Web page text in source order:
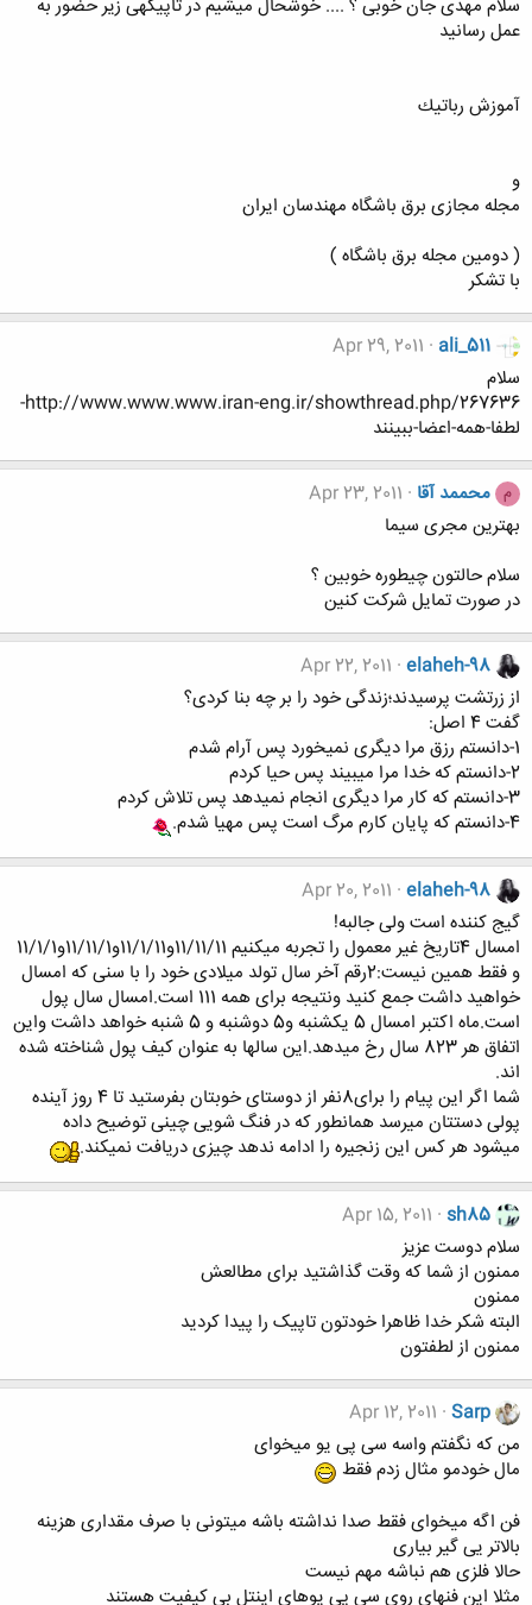
سلام مهدی جان خوبی ؟ .... خوشحال میشیم در تاپیکهی زیر حضور به
عمل رسانید
آموزش رباتيك
و
مجله مجازی برق باشگاه مهندسان ایران
( دومین مجله برق باشگاه )
با تشکر
ali_511
Apr 29, 2011
سلام
http://www.www.www.iran-eng.ir/showthread.php/267636-
لطفا-همه-اعضا-ببینند
م محممد آقا Apr 23, 2011
بهترین مجری سیما
سلام حالتون چیطوره خوبین ؟
در صورت تمایل شرکت کنین
elaheh-98
Apr 22, 2011
از زرتشت پرسیدند؛زندگی خود را بر چه بنا کردی؟
گفت 4 اصل:
1-دانستم رزق مرا دیگری نمیخورد پس آرام شدم
2-دانستم که خدا مرا میبیند پس حیا کردم
3-دانستم که کار مرا دیگری انجام نمیدهد پس تلاش کردم
4-دانستم که پایان کارم مرگ است پس مهیا شدم.
elaheh-98
Apr 20, 2011
گیج کننده است ولی جالبه!
امسال 4تاریخ غیر معمول را تجربه میکنیم 11/11/11و11/1/11و11/11/1و11/1/1
و فقط همین نیست:2رقم آخر سال تولد میلادی خود را با سنی که امسال
خواهید داشت جمع کنید ونتیجه برای همه 111 است.امسال سال پول
است.ماه اکتبر امسال 5 یکشنبه و5 دوشنبه و 5 شنبه خواهد داشت واین
اتفاق هر 823 سال رخ میدهد.این سالها به عنوان کیف پول شناخته شده
اند.
شما اگر این پیام را برای8نفر از دوستای خوبتان بفرستید تا 4 روز آینده
پولی دستتان میرسد همانطور که در فنگ شویی چینی توضیح داده
میشود هر کس این زنجیره را ادامه ندهد چیزی دریافت نمیکند.
sh85
Apr 15, 2011
سلام دوست عزیز
ممنون از شما که وقت گذاشتید برای مطالعش
ممنون
البته شکر خدا ظاهرا خودتون تاپیک را پیدا کردید
ممنون از لطفتون
Sarp
Apr 12, 2011
من که نگفتم واسه سی پی یو میخوای
مال خودمو مثال زدم فقط
فن اگه میخوای فقط صدا نداشته باشه میتونی با صرف مقداری هزینه
بالاتر یی گیر بیاری
حالا فلزی هم نباشه مهم نیست
مثلا این فنهای روی سی پی یوهای اینتل بی کیفیت هستند